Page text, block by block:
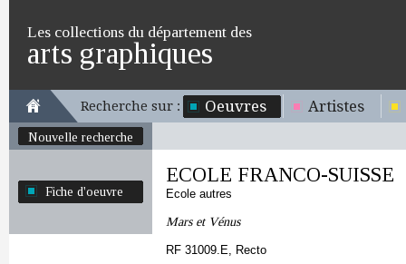
Les collections du département des
arts graphiques
Recherche sur : Oeuvres Artistes
Nouvelle recherche
Fiche d'oeuvre
ECOLE FRANCO-SUISSE
Ecole autres
Mars et Vénus
RF 31009.E, Recto